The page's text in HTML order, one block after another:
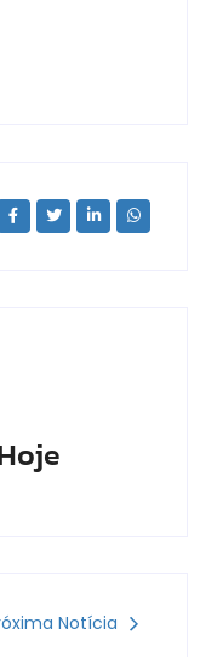
Notícia